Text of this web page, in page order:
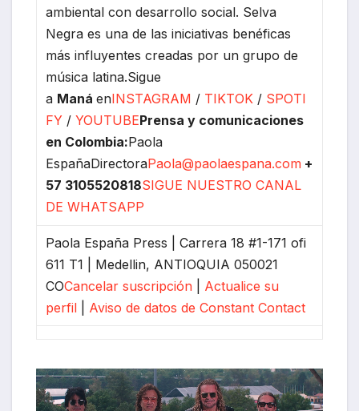
ambiental con desarrollo social. Selva
Negra es una de las iniciativas benéficas
más influyentes creadas por un grupo de
música latina.Sigue
a ManáenINSTAGRAM / TIKTOK / SPOTI
FY /YOUTUBEPrensa y comunicaciones
en Colombia:Paola
EspañaDirectoraPaola@paolaespana.com +
57 3105520818SIGUE NUESTRO CANAL
DE WHATSAPP
Paola España Press | Carrera 18 #1-171 ofi
611 T1 | Medellin, ANTIOQUIA 050021
COCancelar suscripción
Actualice su
perfil
Aviso de datos de Constant Contact